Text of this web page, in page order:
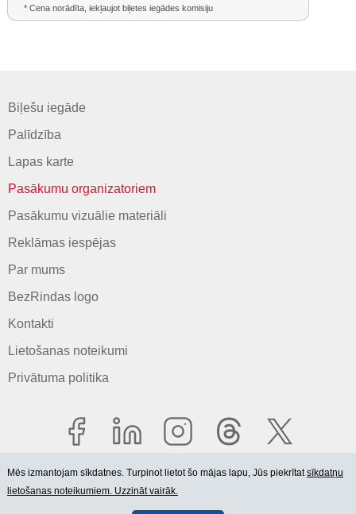
* Cena norādīta, iekļaujot biļetes iegādes komisiju
Biļešu iegāde
Palīdzība
Lapas karte
Pasākumu organizatoriem
Pasākumu vizuālie materiāli
Reklāmas iespējas
Par mums
BezRindas logo
Kontakti
Lietošanas noteikumi
Privātuma politika
© 2006-2026 SIA "BEZRINDAS.LV".
Mēs izmantojam sīkdatnes. Turpinot lietot šo mājas lapu, Jūs piekrītatsīkdatņu
lietošanas noteikumiem. Uzzināt vairāk.